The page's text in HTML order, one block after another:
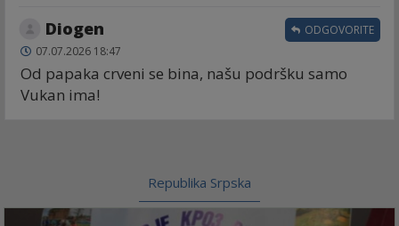
Diogen
07.07.2026 18:47
Od papaka crveni se bina, našu podršku samo
Vukan ima!
ODGOVORITE
Republika Srpska